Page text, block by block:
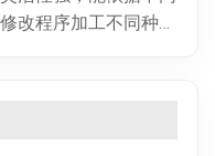
改程序加工不同种